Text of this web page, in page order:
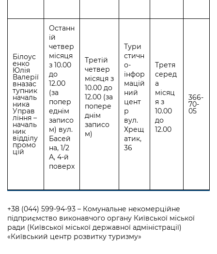
Білоус
енко
Юлія
Валерії
вназас
тупник
началь
ника
Управ
ління –
началь
ник
відділу
промо
цій
Останн
ій
четвер
місяця
з 10.00
до
12.00
(за
попер
еднім
записо
м) вул.
Басей
на, 1/2
А, 4-й
поверх
Третій
четвер
місяця з
10.00 до
12.00 (за
попере
днім
записо
м)
Тури
стичн
о-
інфор
мацій
ний
цент
р
вул.
Хрещ
атик,
36
Третя
серед
а
місяц
я з
10.00
до
12.00
366-
70-
05
+38 (044) 599-94-93 – Комунальне некомерційне
підприємство виконавчого органу Київської міської
ради (Київської міської державної адміністрації)
«Київський центр розвитку туризму»